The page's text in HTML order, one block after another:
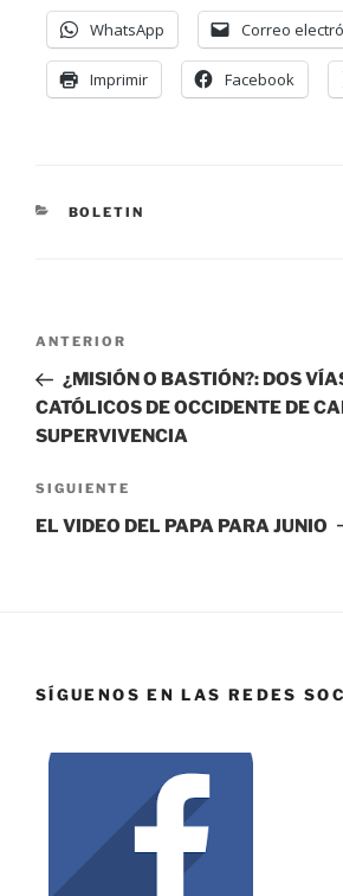
WhatsApp Correo
Imprimir Facebook
BOLETIN
ANTERIOR
¿MISIÓN O BASTIÓN?: DOS
CATÓLICOS DE OCCIDENTE DE
SUPERVIVENCIA
SIGUIENTE
EL VIDEO DEL PAPA PARA JUNIO
SÍGUENOS EN LAS REDES